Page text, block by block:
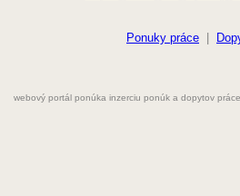
Farmaceut
Grafik
Ponuky práce
webový portál ponúka inzerciu ponúk a dopytov